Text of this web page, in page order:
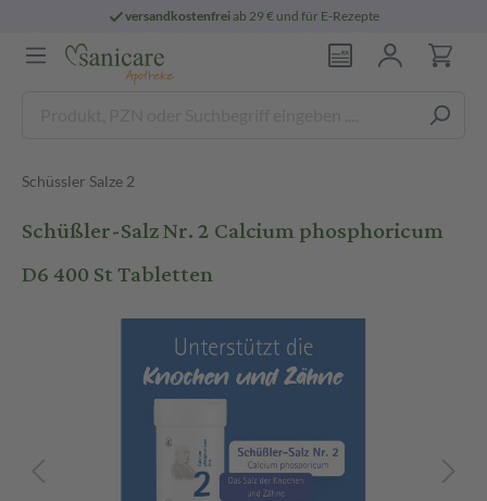
versandkostenfreiab 29 € und für E-Rezepte
Schüssler Salze 2
Schüßler-Salz Nr. 2 Calcium phosphoricum
D6 400 St Tabletten